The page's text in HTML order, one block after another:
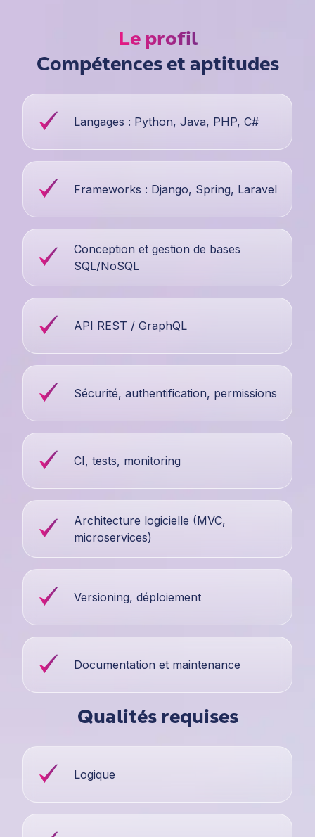
Le profil
Compétences et aptitudes
Langages : Python, Java, PHP, C#
Frameworks : Django, Spring, Laravel
Conception et gestion de bases
SQL/NoSQL
API REST / GraphQL
Sécurité, authentification, permissions
CI, tests, monitoring
Architecture logicielle (MVC,
microservices)
Versioning, déploiement
Documentation et maintenance
Qualités requises
Logique